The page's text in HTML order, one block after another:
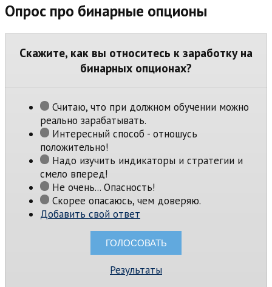
Опрос про бинарные опционы
Скажите, как вы относитесь к заработку на
бинарных опционах?
Считаю, что при должном обучении можно
реально зарабатывать.
Интересный способ - отношусь
положительно!
Надо изучить индикаторы и стратегии и
смело вперед!
Не очень... Опасность!
Скорее опасаюсь, чем доверяю.
Добавить свой ответ
Результаты